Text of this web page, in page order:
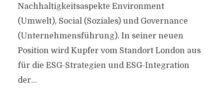
Nachhaltigkeitsaspekte Environment
(Umwelt), Social (Soziales) und Governance
(Unternehmensführung). In seiner neuen
Position wird Kupfer vom Standort London aus
für die ESG-Strategien und ESG-Integration
der...